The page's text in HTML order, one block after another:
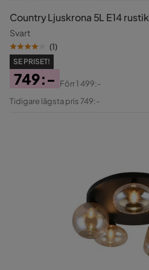
Country Ljuskrona 5L E14 rustik
Svart
(1)
SE PRISET!
Pris
749:-
Original
Förr1 499:-
Tidigare lägsta pris 749:-